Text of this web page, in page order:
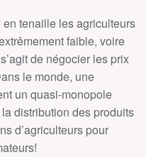
tenaille les agriculteurs
faible, voire
de négocier les prix
le monde, une
un quasi-monopole
distribution des produits
d’agriculteurs pour